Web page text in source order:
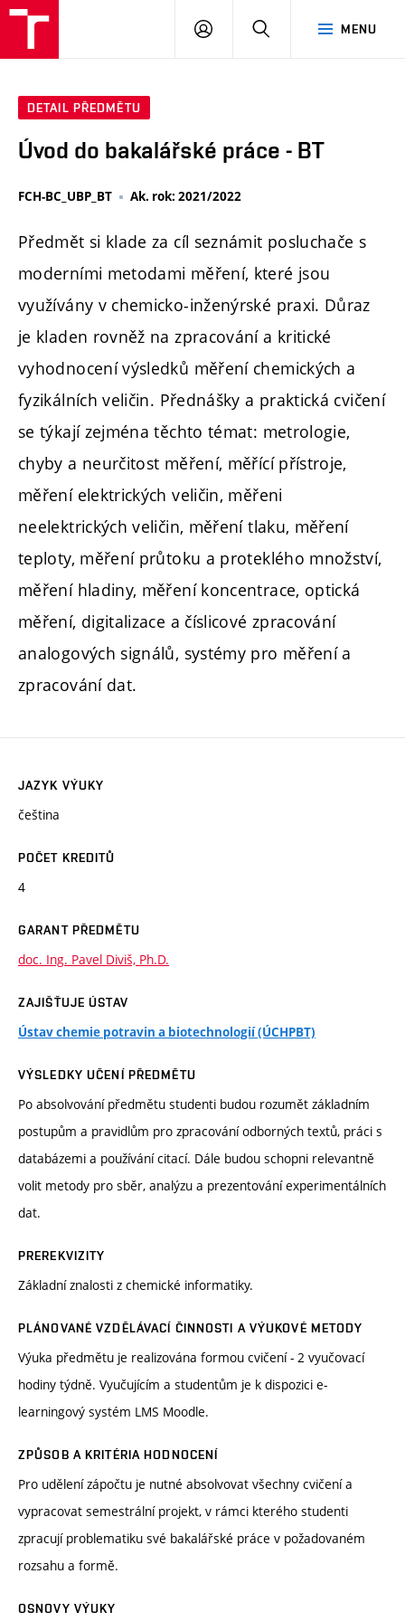
MENU
PŘIHLÁSIT
DETAIL PŘEDMĚTU
Úvod do bakalářské práce - BT
FCH-BC_UBP_BT Ak. rok: 2021/2022
Předmět si klade za cíl seznámit posluchače s
moderními metodami měření, které jsou
využívány v chemicko-inženýrské praxi. Důraz
je kladen rovněž na zpracování a kritické
vyhodnocení výsledků měření chemických a
fyzikálních veličin. Přednášky a praktická cvičení
se týkají zejména těchto témat: metrologie,
chyby a neurčitost měření, měřící přístroje,
měření elektrických veličin, měřeni
neelektrických veličin, měření tlaku, měření
teploty, měření průtoku a proteklého množství,
měření hladiny, měření koncentrace, optická
měření, digitalizace a číslicové zpracování
analogových signálů, systémy pro měření a
zpracování dat.
JAZYK VÝUKY
čeština
POČET KREDITŮ
4
GARANT PŘEDMĚTU
doc. Ing. Pavel Diviš, Ph.D.
ZAJIŠŤUJE ÚSTAV
Ústav chemie potravin a biotechnologií (ÚCHPBT)
VÝSLEDKY UČENÍ PŘEDMĚTU
Po absolvování předmětu studenti budou rozumět základním
postupům a pravidlům pro zpracování odborných textů, práci s
databázemi a používání citací. Dále budou schopni relevantně
volit metody pro sběr, analýzu a prezentování experimentálních
dat.
PREREKVIZITY
Základní znalosti z chemické informatiky.
PLÁNOVANÉ VZDĚLÁVACÍ ČINNOSTI A VÝUKOVÉ METODY
Výuka předmětu je realizována formou cvičení - 2 vyučovací
hodiny týdně. Vyučujícím a studentům je k dispozici e-
learningový systém LMS Moodle.
ZPŮSOB A KRITÉRIA HODNOCENÍ
Pro udělení zápočtu je nutné absolvovat všechny cvičení a
vypracovat semestrální projekt, v rámci kterého studenti
zpracují problematiku své bakalářské práce v požadovaném
rozsahu a formě.
OSNOVY VÝUKY